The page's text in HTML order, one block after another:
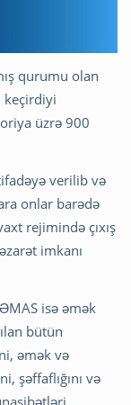
qurumu olan
keçirdiyi
üzrə 900
verilib və
onlar barədə
rejimində çıxış
imkanı
isə əmək
bütün
əmək və
şəffaflığını və